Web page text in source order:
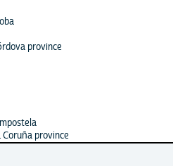
province
province